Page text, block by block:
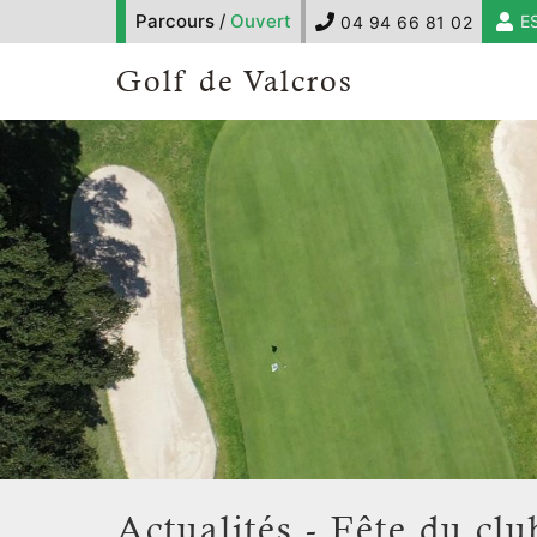
Parcours / Ouvert 04 94 66 81 02
Golf de Valcros